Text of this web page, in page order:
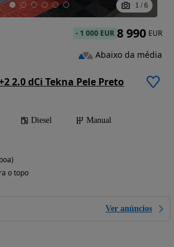
1 / 6
2.0 dCi Tekna Pele Preto
Diesel
Manual
o topo
Ver anúncios
- 1 000 EUR 8 990 EUR
Abaixo da média